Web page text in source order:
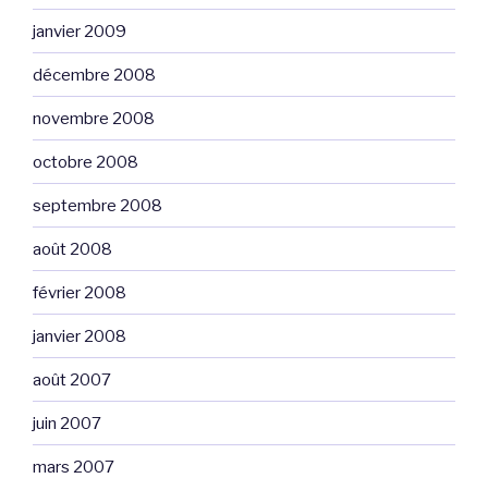
janvier 2009
décembre 2008
novembre 2008
octobre 2008
septembre 2008
août 2008
février 2008
janvier 2008
août 2007
juin 2007
mars 2007